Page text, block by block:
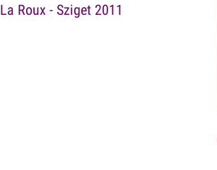
La Roux - Sziget 2011